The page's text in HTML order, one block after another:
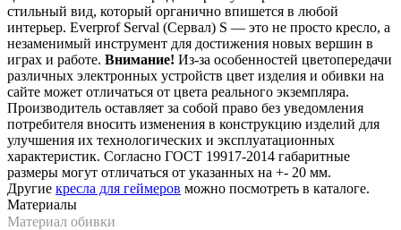
стильный вид, который органично впишется в любой
интерьер. Everprof Serval (Сервал) S — это не просто кресло, а
незаменимый инструмент для достижения новых вершин в
играх и работе. Внимание! Из-за особенностей цветопередачи
различных электронных устройств цвет изделия и обивки на
сайте может отличаться от цвета реального экземпляра.
Производитель оставляет за собой право без уведомления
потребителя вносить изменения в конструкцию изделий для
улучшения их технологических и эксплуатационных
характеристик. Согласно ГОСТ 19917-2014 габаритные
размеры могут отличаться от указанных на +- 20 мм.
Другие кресла для геймеров можно посмотреть в каталоге.
Материалы
Материал обивки